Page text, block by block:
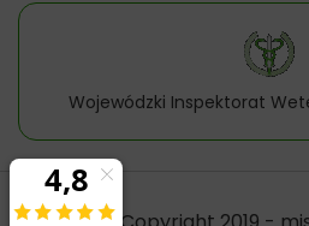
Wojewódzki Inspektorat